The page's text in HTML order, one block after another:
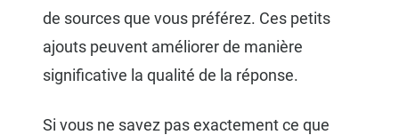
de sources que vous préférez. Ces petits
ajouts peuvent améliorer de manière
significative la qualité de la réponse.
Si vous ne savez pas exactement ce que